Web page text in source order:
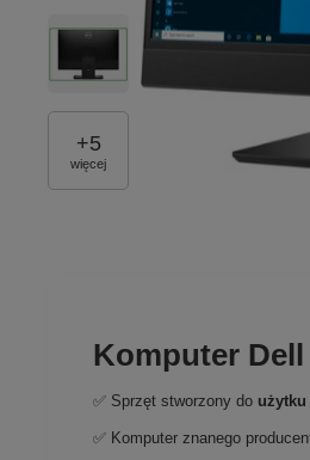
+5
więcej
Komputer Dell
✅ Sprzęt stworzony do
✅ Komputer znanego